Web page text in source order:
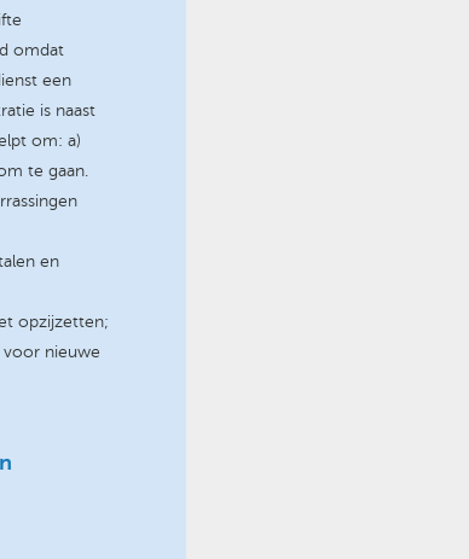
omdat
een
is naast
om: a)
te gaan.
en
opzijzetten;
voor nieuwe